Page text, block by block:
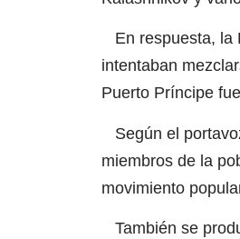
En respuesta, la
intentaban
Puerto Príncipe
Según el
miembros de la
movimiento
También se